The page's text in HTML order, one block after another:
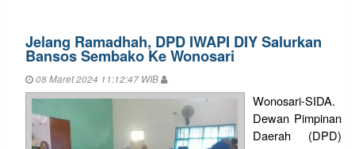
Jelang Ramadhah, DPD IWAPI DIY Salurkan
Bansos Sembako Ke Wonosari
08 Maret 2024 11:12:47 WIB
Wonosari-SIDA.
Dewan Pimpinan
Daerah (DPD)